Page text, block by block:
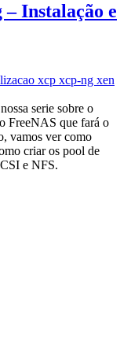
Instalação e
xcp xcp-ng xen
serie sobre o
FreeNAS que fará o
vamos ver como
criar os pool de
e NFS.